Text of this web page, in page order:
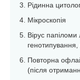
Рідинна
Мікроскопія
Вірус
генотипування,
Повторна
(після